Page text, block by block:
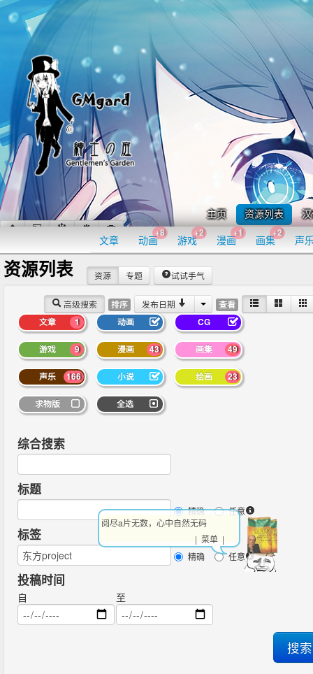
主页 资源列表
文章 动画
+8
游戏
+2
漫画
+1
画集
+2
声
资源列表
高级搜索 排序 发布日期 查看
资源 专题 试试手气
1
文章 动画 CG
9
游戏 43
漫画 49
画集
166
声乐 小说 23
绘画
求物版 全选
综合搜索
标题
精确 任意
标签
精确 任意
投稿时间
自 至
阅尽a片无数，心中自然无码
| 菜单 |